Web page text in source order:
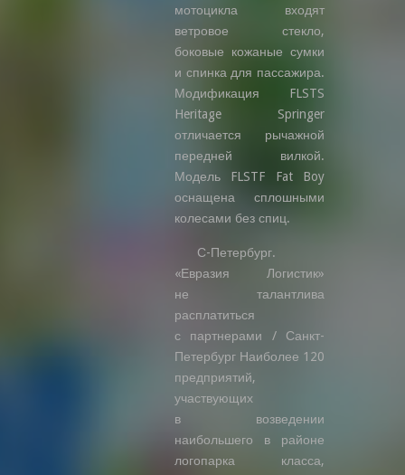
мотоцикла входят
ветровое стекло,
боковые кожаные сумки
и спинка для пассажира.
Модификация FLSTS
Heritage Springer
отличается рычажной
передней вилкой.
Модель FLSTF Fat Boy
оснащена сплошными
колесами без спиц.
С-Петербург.
«Евразия Логистик»
не талантлива
расплатиться
с партнерами / Санкт-
Петербург Наиболее 120
предприятий,
участвующих
в возведении
наибольшего в районе
логопарка класса,